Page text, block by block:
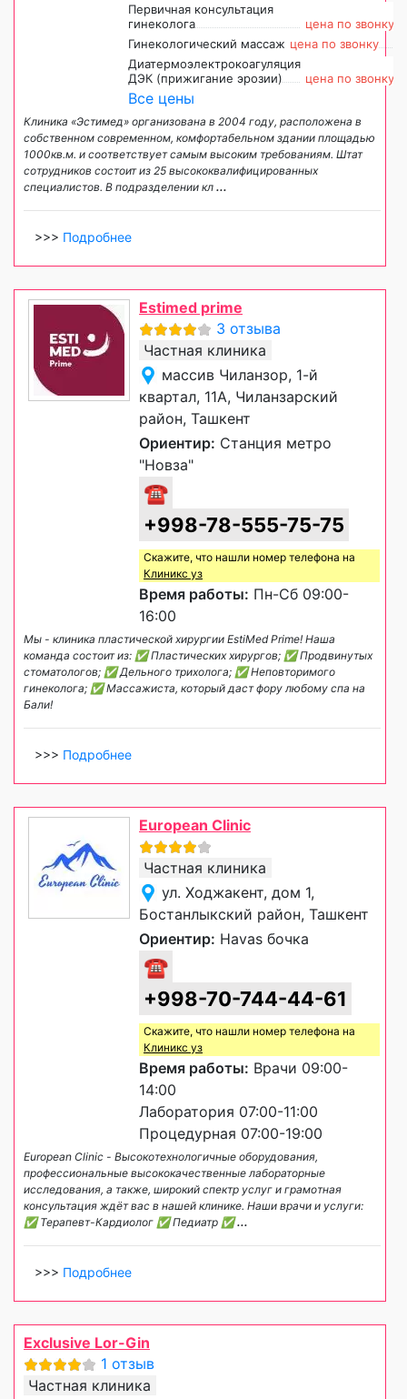
Первичная консультация
гинеколога
цена по звонку
Гинекологический массаж цена по звонку
Диатермоэлектрокоагуляция
ДЭК (прижигание эрозии)
цена по звонку
Все цены
Клиника «Эстимед» организована в 2004 году, расположена в
собственном современном, комфортабельном здании площадью
1000кв.м. и соответствует самым высоким требованиям. Штат
сотрудников состоит из 25 высококвалифицированных
специалистов. В подразделении кл ...
>>> Подробнее
Estimed prime
3 отзыва
Частная клиника
массив Чиланзор, 1-й
квартал, 11A, Чиланзарский
район, Ташкент
Ориентир: Станция метро
"Новза"
☎
+998-78-555-75-75
Скажите, что нашли номер телефона на
Клиникс уз
Время работы: Пн-Сб 09:00-
16:00
Мы - клиника пластической хирургии EstiMed Prime! Наша
команда состоит из: ✅ Пластических хирургов; ✅ Продвинутых
стоматологов; ✅ Дельного трихолога; ✅ Неповторимого
гинеколога; ✅ Массажиста, который даст фору любому спа на
Бали!
>>> Подробнее
European Clinic
Частная клиника
ул. Ходжакент, дом 1,
Бостанлыкский район, Ташкент
Ориентир: Havas бочка
☎
+998-70-744-44-61
Скажите, что нашли номер телефона на
Клиникс уз
Время работы: Врачи 09:00-
14:00
Лаборатория 07:00-11:00
Процедурная 07:00-19:00
European Clinic - Высокотехнологичные оборудования,
профессиональные высококачественные лабораторные
исследования, а также, широкий спектр услуг и грамотная
консультация ждёт вас в нашей клинике. Наши врачи и услуги:
✅ Терапевт-Кардиолог ✅ Педиатр ✅...
>>> Подробнее
Exclusive Lor-Gin
1 отзыв
Частная клиника